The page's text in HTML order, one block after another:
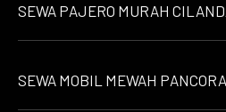
SEWA PAJERO MURAH
SEWA MOBIL MEWAH